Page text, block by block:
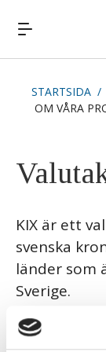
Snabblänkar
Remissvar
Kontakt
STARTSIDA
OM VÅRA
KIX är ett
svenska
länder som
Sverige.
Tolv av länderna